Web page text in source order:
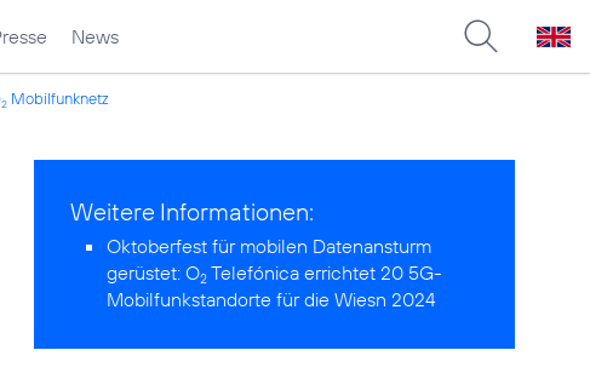
News
2 Mobilfunknetz
Weitere Informationen:
Oktoberfest für mobilen Datenansturm
gerüstet:O2 Telefónica errichtet 20 5G-
Mobilfunkstandorte für die Wiesn 2024